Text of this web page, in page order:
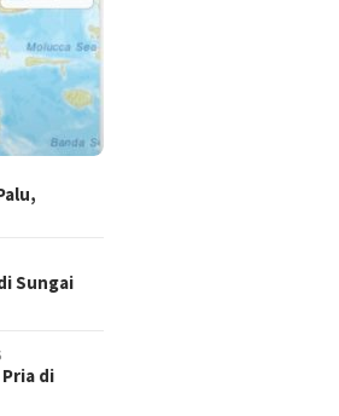
Sungai
di